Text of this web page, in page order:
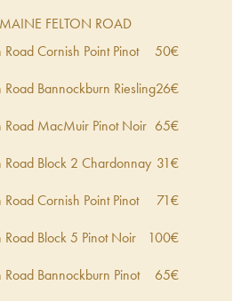
FELTON ROAD
Cornish Point Pinot
50€
Bannockburn Riesling26€
Road MacMuir Pinot Noir 65€
Road Block 2 Chardonnay 31€
Cornish Point Pinot
71€
Block 5 Pinot Noir
100€
Bannockburn Pinot
65€